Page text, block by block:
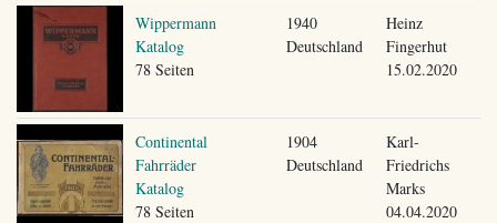
Wippermann
Katalog
78 Seiten
1940
Deutschland
Heinz
Fingerhut
15.02.2020
Continental
Fahrräder
Katalog
78 Seiten
1904
Deutschland
Karl-
Friedrichs
Marks
04.04.2020